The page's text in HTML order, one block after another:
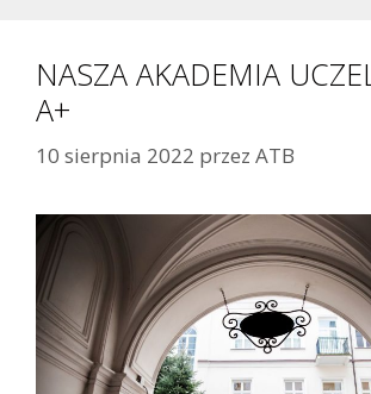
NASZA AKADEMIA
A+
10 sierpnia 2022 przez ATB